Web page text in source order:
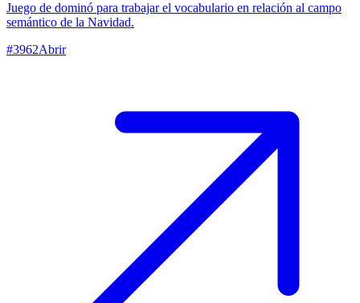
Juego de dominó para trabajar el vocabulario en relación al campo
semántico de la Navidad.
#3962Abrir